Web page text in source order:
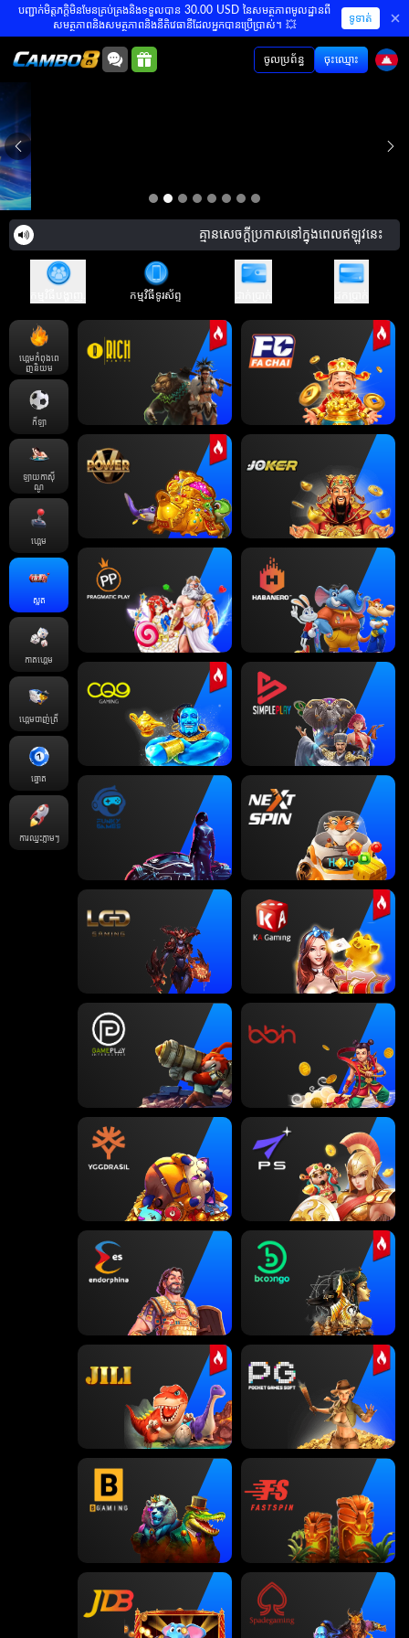
បញ្ជាក់មិត្តភក្តិមិនមែនគ្រប់គ្រងនិងទទួលបាន 30.00 USD នៃសមត្ថភាពមូលដ្ឋានពី
សមត្ថភាពនិងសមត្ថភាពនិងនីតិវេធានីដែលអ្នកបានប្រើប្រាស់។ 💥
ទូទាត់
ចុះឈ្មោះ
ចូលប្រព័ន្ធ
គ្មានសេចក្តីប្រកាសនៅក្នុងពេលឥឡូវនេះ
កម្មវិធីទូរស័ព្ទ
ហ្គេមកំពុងពេ
ញនិយម
កីឡា
ឡាយកាសុី
ណូ
ហ្គេម
ស្លត
កាតហ្គេម
ហ្គេមបាញ់ត្រី
ឆ្នោត
ការឈ្នះភ្លាមៗ